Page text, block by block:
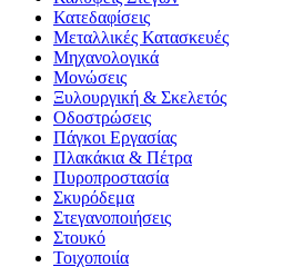
Κατεδαφίσεις
Μεταλλικές Κατασκευές
Μηχανολογικά
Μονώσεις
Ξυλουργική & Σκελετός
Οδοστρώσεις
Πάγκοι Εργασίας
Πλακάκια & Πέτρα
Πυροπροστασία
Σκυρόδεμα
Στεγανοποιήσεις
Στουκό
Τοιχοποιία